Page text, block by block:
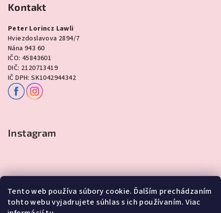
Tento web používa súbory cookie. Ďalším prechádzaním
tohto webu vyjadrujete súhlas s ich používaním. Viac
Kontakt
Peter Lorincz Lawli
Hviezdoslavova 2894/7
Nána 943 60
IČO: 45843601
DIČ: 2120713419
IČ DPH: SK1042944342
Instagram